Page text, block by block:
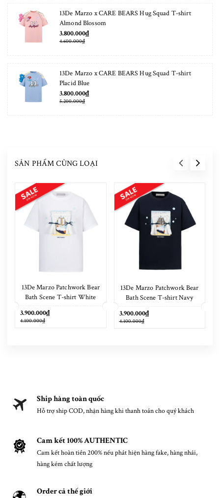
13De Marzo x CARE BEARS Hug Squad T-shirt
Almond Blossom
3.800.000₫
4.600.000₫
13De Marzo x CARE BEARS Hug Squad T-shirt
Placid Blue
3.800.000₫
5.200.000₫
SẢN PHẨM CÙNG LOẠI
13De Marzo Patchwork Bear
Bath Scene T-shirt White
3.900.000₫
4.100.000₫
13De Marzo Patchwork Bear
Bath Scene T-shirt Navy
3.900.000₫
4.100.000₫
Ship hàng toàn quốc
Hỗ trợ ship COD, nhận hàng khi thanh toán cho quý khách
Cam kết 100% AUTHENTIC
Cam kết hoàn tiền 200% nếu phát hiện hàng fake, hàng nhái,
hàng kém chất lượng
Order cả thế giới